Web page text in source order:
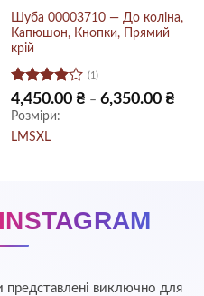
₴.
Шуба 00003710 — До коліна,
Капюшон, Кнопки, Прямий
крій
Оцінено
в4з 5
(1)
4,450.00 ₴ – 6,350.00 ₴
Розміри:
LMSXL
представлені виключно для